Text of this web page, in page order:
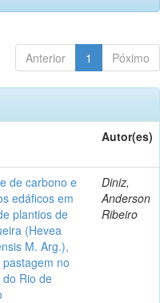
Anterior 1 Póximo
Autor(es)
de carbono e
edáficos em
plantios de
(Hevea
M. Arg.),
pastagem no
do Rio de
Diniz,
Anderson
Ribeiro